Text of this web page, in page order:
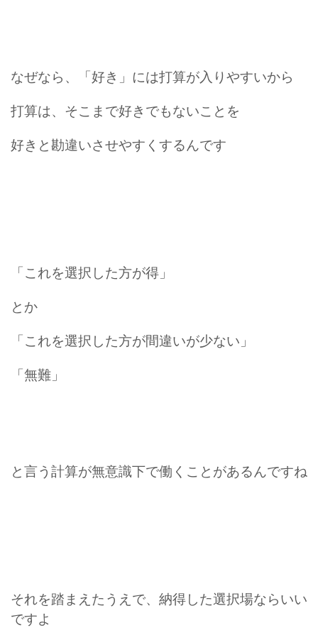
なぜなら、「好き」には打算が入りやすいから
打算は、そこまで好きでもないことを
好きと勘違いさせやすくするんです
「これを選択した方が得」
とか
「これを選択した方が間違いが少ない」
「無難」
と言う計算が無意識下で働くことがあるんですね
それを踏まえたうえで、納得した選択場ならいい
ですよ